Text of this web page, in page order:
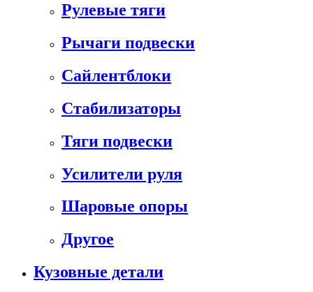
Рулевые тяги
Рычаги подвески
Сайлентблоки
Стабилизаторы
Тяги подвески
Усилители руля
Шаровые опоры
Другое
Кузовные детали